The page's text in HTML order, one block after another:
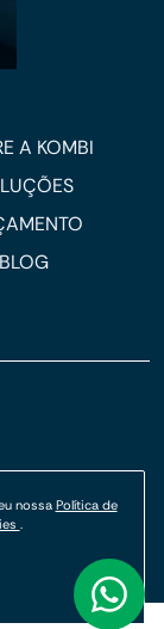
A KOMBI
BLOG
nossa Política de
.